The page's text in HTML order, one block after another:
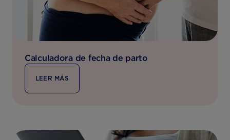
Calculadora de fecha de parto
LEER MÁS